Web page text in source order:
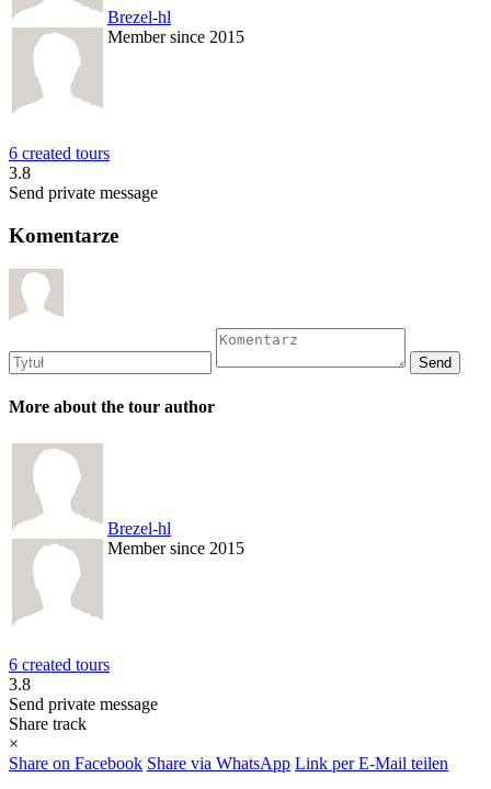
Brezel-hl
Member since 2015
6 created tours
3.8
Send private message
Komentarze
More about the tour author
Brezel-hl
Member since 2015
6 created tours
3.8
Send private message
Share track
×
Share on Facebook Share via WhatsApp Link per E-Mail teilen